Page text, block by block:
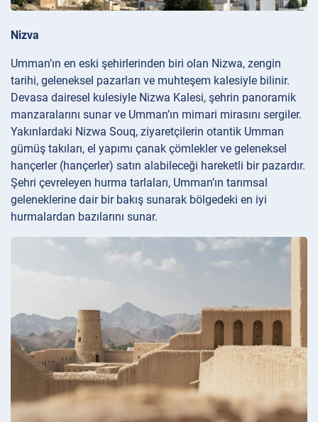
Nizva
Umman’ın en eski şehirlerinden biri olan Nizwa, zengin
tarihi, geleneksel pazarları ve muhteşem kalesiyle bilinir.
Devasa dairesel kulesiyle Nizwa Kalesi, şehrin panoramik
manzaralarını sunar ve Umman’ın mimari mirasını sergiler.
Yakınlardaki Nizwa Souq, ziyaretçilerin otantik Umman
gümüş takıları, el yapımı çanak çömlekler ve geleneksel
hançerler (hançerler) satın alabileceği hareketli bir pazardır.
Şehri çevreleyen hurma tarlaları, Umman’ın tarımsal
geleneklerine dair bir bakış sunarak bölgedeki en iyi
hurmalardan bazılarını sunar.